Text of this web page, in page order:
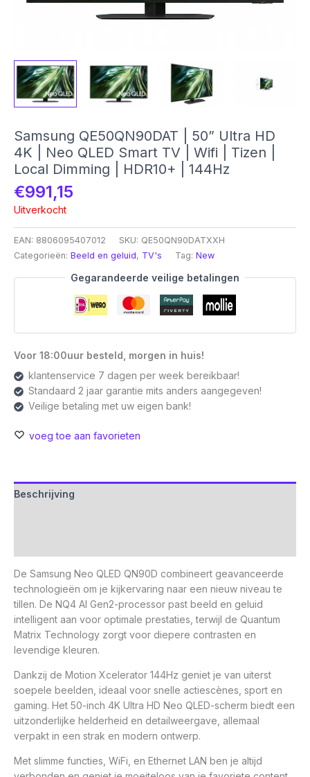
Samsung QE50QN90DAT | 50” Ultra HD
4K | Neo QLED Smart TV | Wifi | Tizen |
Local Dimming | HDR10+ | 144Hz
€991,15
Uitverkocht
EAN: 8806095407012 SKU: QE50QN90DATXXH
Categorieën: Beeld en geluid, TV's Tag: New
Gegarandeerde veilige betalingen
Voor 18:00uur besteld, morgen in huis!
klantenservice 7 dagen per week bereikbaar!
Standaard 2 jaar garantie mits anders aangegeven!
Veilige betaling met uw eigen bank!
voeg toe aan favorieten
Beschrijving
De Samsung Neo QLED QN90D combineert geavanceerde
technologieën om je kijkervaring naar een nieuw niveau te
tillen. De NQ4 AI Gen2-processor past beeld en geluid
intelligent aan voor optimale prestaties, terwijl de Quantum
Matrix Technology zorgt voor diepere contrasten en
levendige kleuren.
Dankzij de Motion Xcelerator 144Hz geniet je van uiterst
soepele beelden, ideaal voor snelle actiescènes, sport en
gaming. Het 50-inch 4K Ultra HD Neo QLED-scherm biedt een
uitzonderlijke helderheid en detailweergave, allemaal
verpakt in een strak en modern ontwerp.
Met slimme functies, WiFi, en Ethernet LAN ben je altijd